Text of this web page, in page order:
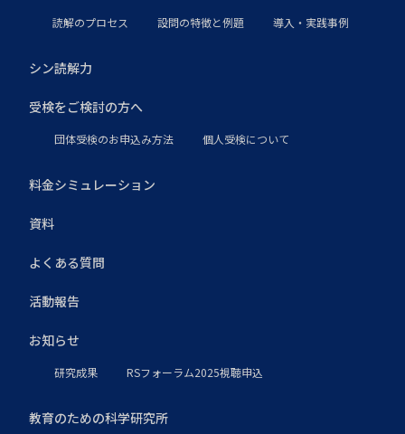
読解のプロセス 設問の特徴と例題 導入・実践事例
シン読解力
受検をご検討の方へ
団体受検のお申込み方法 個人受検について
料金シミュレーション
資料
よくある質問
活動報告
お知らせ
研究成果 RSフォーラム2025視聴申込
教育のための科学研究所